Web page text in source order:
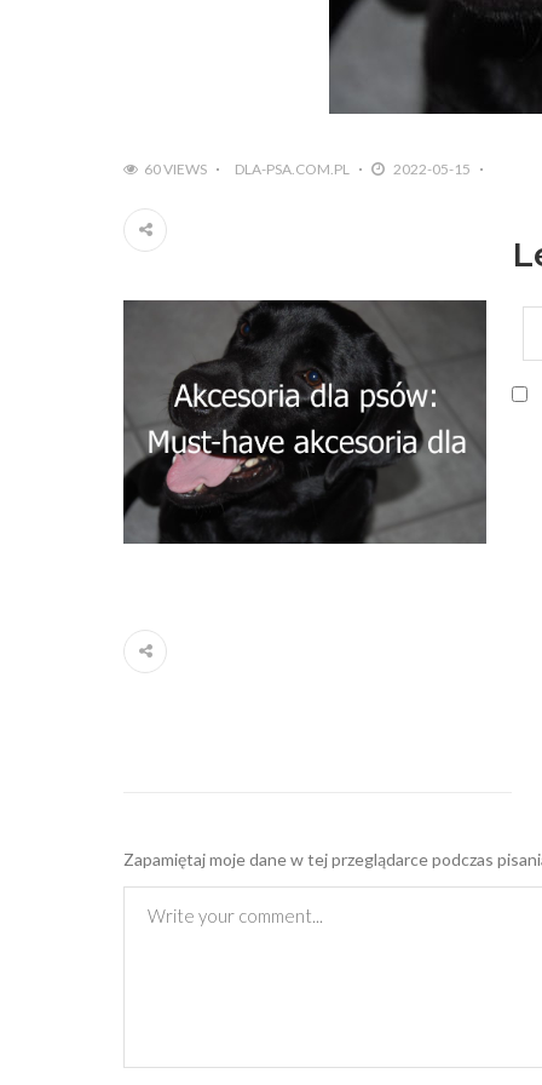
60 VIEWS DLA-PSA.COM.PL 2022-05-15
Zapamiętaj moje dane w tej przeglądarce podczas